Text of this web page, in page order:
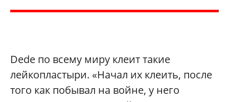
Dede по всему миру клеит такие
лейкопластыри. «Начал их клеить, после
того как побывал на войне, у него